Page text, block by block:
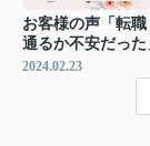
お客様の声「転
通るか不安だった
2024.02.23